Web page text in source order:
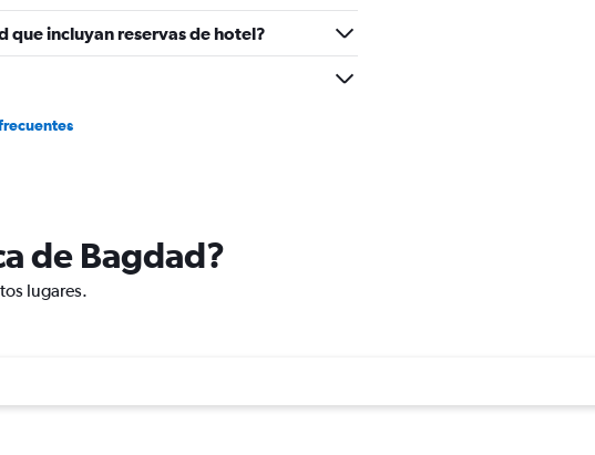
que incluyan reservas de hotel?
de Bagdad?
lugares.